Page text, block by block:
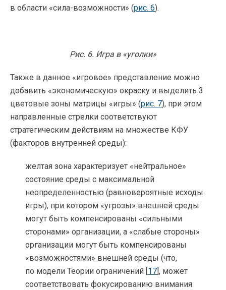
в области «сила-возможности» (рис. 6).
Рис. 6. Игра в «уголки»
Также в данное «игровое» представление можно
добавить «экономическую» окраску и выделить 3
цветовые зоны матрицы «игры» (рис. 7), при этом
направленные стрелки соответствуют
стратегическим действиям на множестве КФУ
(факторов внутренней среды):
желтая зона характеризует «нейтральное»
состояние среды с максимальной
неопределенностью (равновероятные исходы
игры), при котором «угрозы» внешней среды
могут быть компенсированы «сильными
сторонами» организации, а «слабые стороны»
организации могут быть компенсированы
«возможностями» внешней среды (что,
по модели Теории ограничений [17], может
соответствовать фокусированию внимания